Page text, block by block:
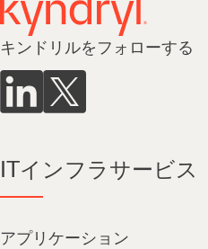
キンドリルをフォローする
ITインフラサービス
アプリケーション